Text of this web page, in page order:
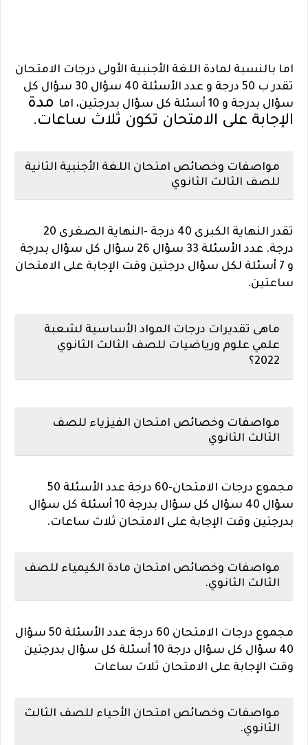
اما بالنسبة لمادة اللغة الأجنبية الأولى درجات الامتحان
تقدر ب 50 درجة و عدد الأسئلة 40 سؤال 30 سؤال كل
سؤال بدرجة و 10 أسئلة كل سؤال بدرجتين، اما
مدة
الإجابة على الامتحان تكون ثلاث ساعات.
مواصفات وخصائص امتحان اللغة الأجنبية الثانية
للصف الثالث الثانوي
تقدر النهاية الكبرى 40 درجة -النهاية الصغرى 20
درجة. عدد الأسئلة 33 سؤال 26 سؤال كل سؤال بدرجة
و 7 أسئلة لكل سؤال درجتين وقت الإجابة على الامتحان
ساعتين.
ماهى تقديرات درجات المواد الأساسية لشعبة
علمي علوم ورياضيات للصف الثالث الثانوي
2022؟
مواصفات وخصائص امتحان الفيزياء للصف
الثالث الثانوي
مجموع درجات الامتحان-60 درجة عدد الأسئلة 50
سؤال 40 سؤال كل سؤال بدرجة 10 أسئلة كل سؤال
بدرجتين وقت الإجابة على الامتحان ثلاث ساعات.
مواصفات وخصائص امتحان مادة الكيمياء للصف
الثالث الثانوي.
مجموع درجات الامتحان 60 درجة عدد الأسئلة 50 سؤال
40 سؤال كل سؤال درجة 10 أسئلة كل سؤال بدرجتين
وقت الإجابة على الامتحان ثلاث ساعات
مواصفات وخصائص امتحان الأحياء للصف الثالث
الثانوي.